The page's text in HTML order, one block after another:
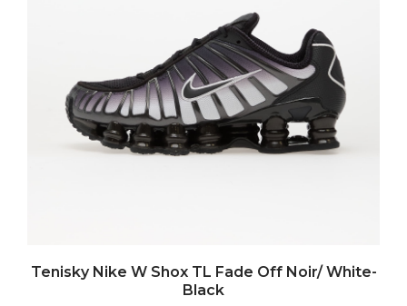
Tenisky Nike W Shox TL Fade Off Noir/ White-
Black